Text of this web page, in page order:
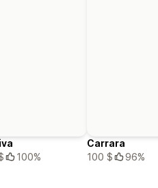
100%
Carrara
100 $
96%